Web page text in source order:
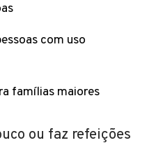
com uso
famílias maiores
ou faz refeições